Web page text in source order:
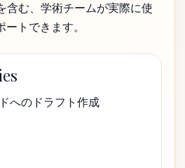
含む、学術チームが実際に使
トできます。
へのドラフト作成